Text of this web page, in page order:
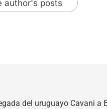
author's posts
del uruguayo Cavani a